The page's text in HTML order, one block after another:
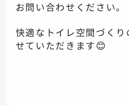
お問い合わせください。
快適なトイレ空間づくり
せていただきます😊